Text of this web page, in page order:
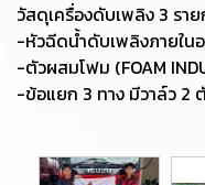
วัสดุเครื่องดับเพลิง 3 ราย
-หัวฉีดน้ำดับเพลิงภายในอ
-ตัวผสมโฟม (FOAM
-ข้อแยก 3 ทาง มีวาล์ว 2